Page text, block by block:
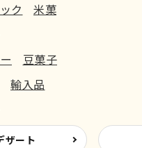
ク
米菓
豆菓子
輸入品
ザート